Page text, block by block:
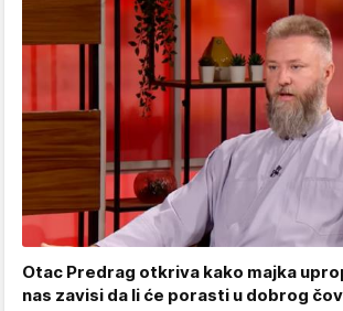
Otac Predrag otkriva kako majka
nas zavisi da li će porasti u dobrog